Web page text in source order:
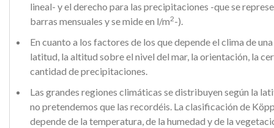
lineal- y el derecho para las precipitaciones -que se
barras mensuales y se mide en l/m2-).
En cuanto a los factores de los que depende el clima de
latitud, la altitud sobre el nivel del mar, la orientación, la
cantidad de precipitaciones.
Las grandes regiones climáticas se distribuyen según la
no pretendemos que las recordéis. La clasificación de
depende de la temperatura, de la humedad y de la